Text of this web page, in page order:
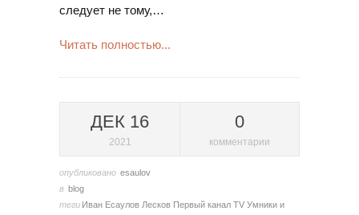
следует не тому,…
Читать полностью...
ДЕК 16
2021
0
комментарии
опубликовано esaulov
в blog
теги Иван Есаулов Лесков Первый канал TV Умники и